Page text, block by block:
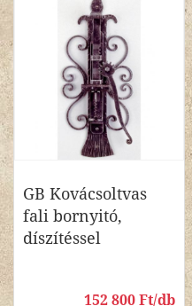
GB Kovácsoltvas
fali bornyitó,
díszítéssel
152 800 Ft/db